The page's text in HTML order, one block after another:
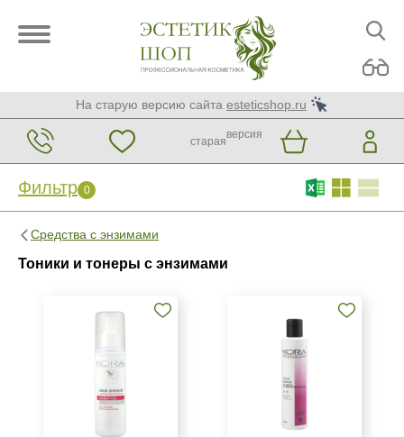
На старую версию сайта esteticshop.ru
старая
версия
Фильтр 0
Средства с энзимами
Тоники и тонеры с энзимами
Фильтр 0
KORA Phytocosmetics